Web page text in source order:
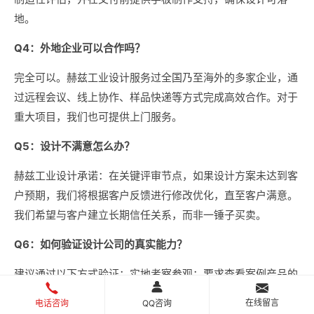
地。
Q4：外地企业可以合作吗？
完全可以。赫兹工业设计服务过全国乃至海外的多家企业，通
过远程会议、线上协作、样品快递等方式完成高效合作。对于
重大项目，我们也可提供上门服务。
Q5：设计不满意怎么办？
赫兹工业设计承诺：在关键评审节点，如果设计方案未达到客
户预期，我们将根据客户反馈进行修改优化，直至客户满意。
我们希望与客户建立长期信任关系，而非一锤子买卖。
Q6：如何验证设计公司的真实能力？
建议通过以下方式验证：实地考察参观；要求查看案例产品的
实物样品；核实案例产品的市场销售数据；了解设计公司的团
电话咨询 QQ咨询 在线留言